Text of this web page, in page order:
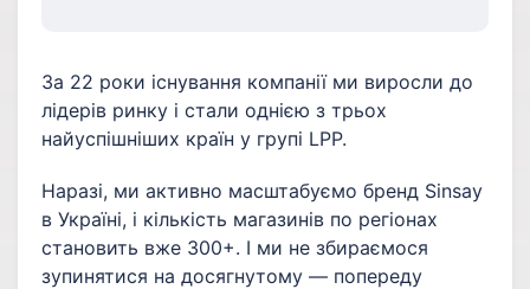
За 22 роки існування компанії ми виросли до
лідерів ринку і стали однією з трьох
найуспішніших країн у групі LPP.
Наразі, ми активно масштабуємо бренд Sinsay
в Україні, і кількість магазинів по регіонах
становить вже 300+. І ми не збираємося
зупинятися на досягнутому — попереду